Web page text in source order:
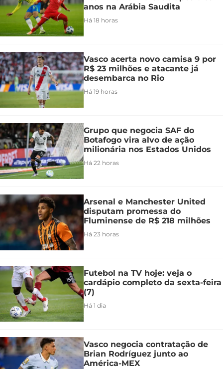
anos na Arábia Saudita
Há 18 horas
Vasco acerta novo camisa 9 por
R$ 23 milhões e atacante já
desembarca no Rio
Há 19 horas
Grupo que negocia SAF do
Botafogo vira alvo de ação
milionária nos Estados Unidos
Há 22 horas
Arsenal e Manchester United
disputam promessa do
Fluminense de R$ 218 milhões
Há 23 horas
Futebol na TV hoje: veja o
cardápio completo da sexta-feira
(7)
Há 1 dia
Vasco negocia contratação de
Brian Rodríguez junto ao
América-MEX